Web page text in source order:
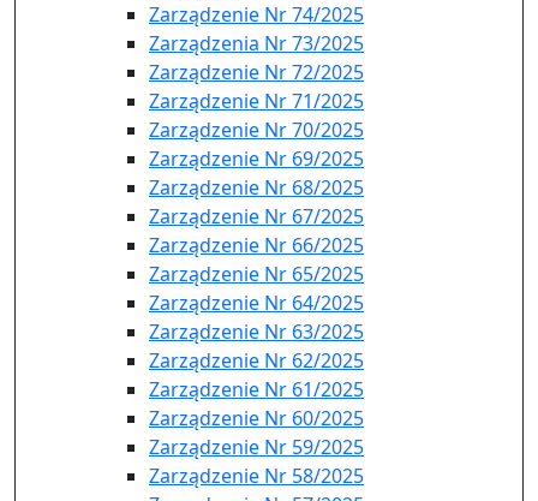
Zarządzenie Nr 74/2025
Zarządzenia Nr 73/2025
Zarządzenie Nr 72/2025
Zarządzenie Nr 71/2025
Zarządzenie Nr 70/2025
Zarządzenie Nr 69/2025
Zarządzenie Nr 68/2025
Zarządzenie Nr 67/2025
Zarządzenie Nr 66/2025
Zarządzenie Nr 65/2025
Zarządzenie Nr 64/2025
Zarządzenie Nr 63/2025
Zarządzenie Nr 62/2025
Zarządzenie Nr 61/2025
Zarządzenie Nr 60/2025
Zarządzenie Nr 59/2025
Zarządzenie Nr 58/2025